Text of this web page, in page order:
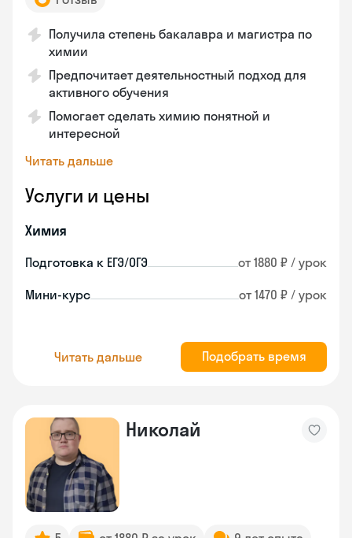
Получила степень бакалавра и магистра по
химии
Предпочитает деятельностный подход для
активного обучения
Помогает сделать химию понятной и
интересной
Читать дальше
Услуги и цены
Химия
Подготовка к ЕГЭ/ОГЭ от 1880 ₽ / урок
Мини-курс от 1470 ₽ / урок
Читать дальше Подобрать время
Николай